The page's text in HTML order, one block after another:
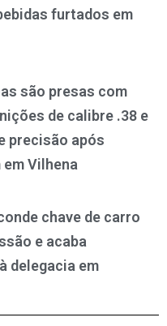
furtados em
são presas com
de calibre .38 e
precisão após
Vilhena
chave de carro
e acaba
delegacia em